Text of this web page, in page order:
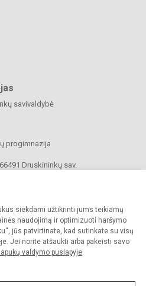
siekdami užtikrinti jums teikiamų
naudojimą ir optimizuoti naršymo
jūs patvirtinate, kad sutinkate su visų
Jei norite atšaukti arba pakeisti savo
valdymo puslapyje.
savivaldybė
progimnazija
Druskininkų sav.
sutikimo griežtai draudžiama.